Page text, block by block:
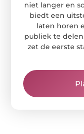
niet langer en
biedt een
laten horen
publiek te
zet de eerste